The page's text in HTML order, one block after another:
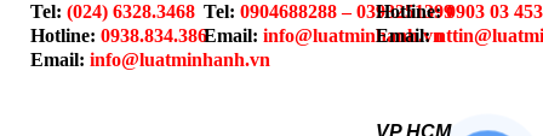
Tel: (024) 6328.3468
Hotline: 0938.834.386
Email: info@luatminhanh.vn
Tel: 0904688288 – 0393251399
Email: info@luatminhanh.vn
Hotline:0903 03
Email:
VP HCM